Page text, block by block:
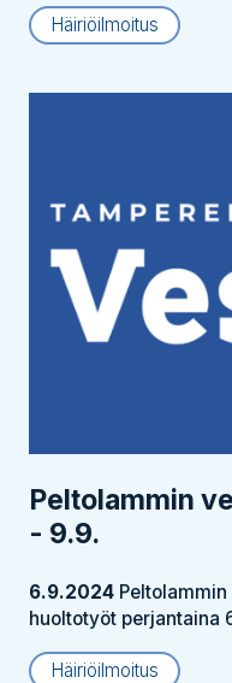
Häiriöilmoitus
Peltolammin
- 9.9.
6.9.2024
huoltotyöt perjantaina
Häiriöilmoitus